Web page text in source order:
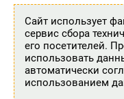
Сайт использует
сервис сбора
его посетителей.
использовать
автоматически
использованием